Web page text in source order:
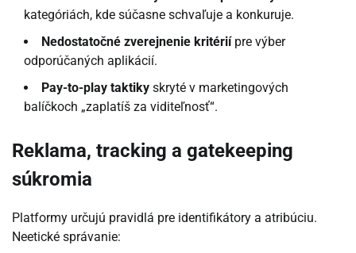
kategóriách, kde súčasne schvaľuje a konkuruje.
Nedostatočné zverejnenie kritériípre výber
odporúčaných aplikácií.
Pay-to-play taktiky skryté v marketingových
balíčkoch „zaplatíš za viditeľnosť“.
Reklama, tracking a gatekeeping
súkromia
Platformy určujú pravidlá pre identifikátory a atribúciu.
Neetické správanie: